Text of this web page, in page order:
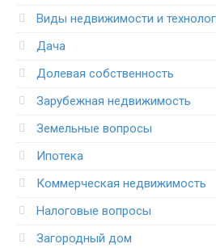
Виды недвижимости и
Дача
Долевая собственность
Зарубежная недвижимость
Земельные вопросы
Ипотека
Коммерческая недвижимость
Налоговые вопросы
Загородный дом